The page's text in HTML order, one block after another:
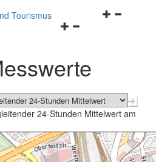
Navigationsmenü
schließen
Tourismus
24-Stunden Mittelwert am